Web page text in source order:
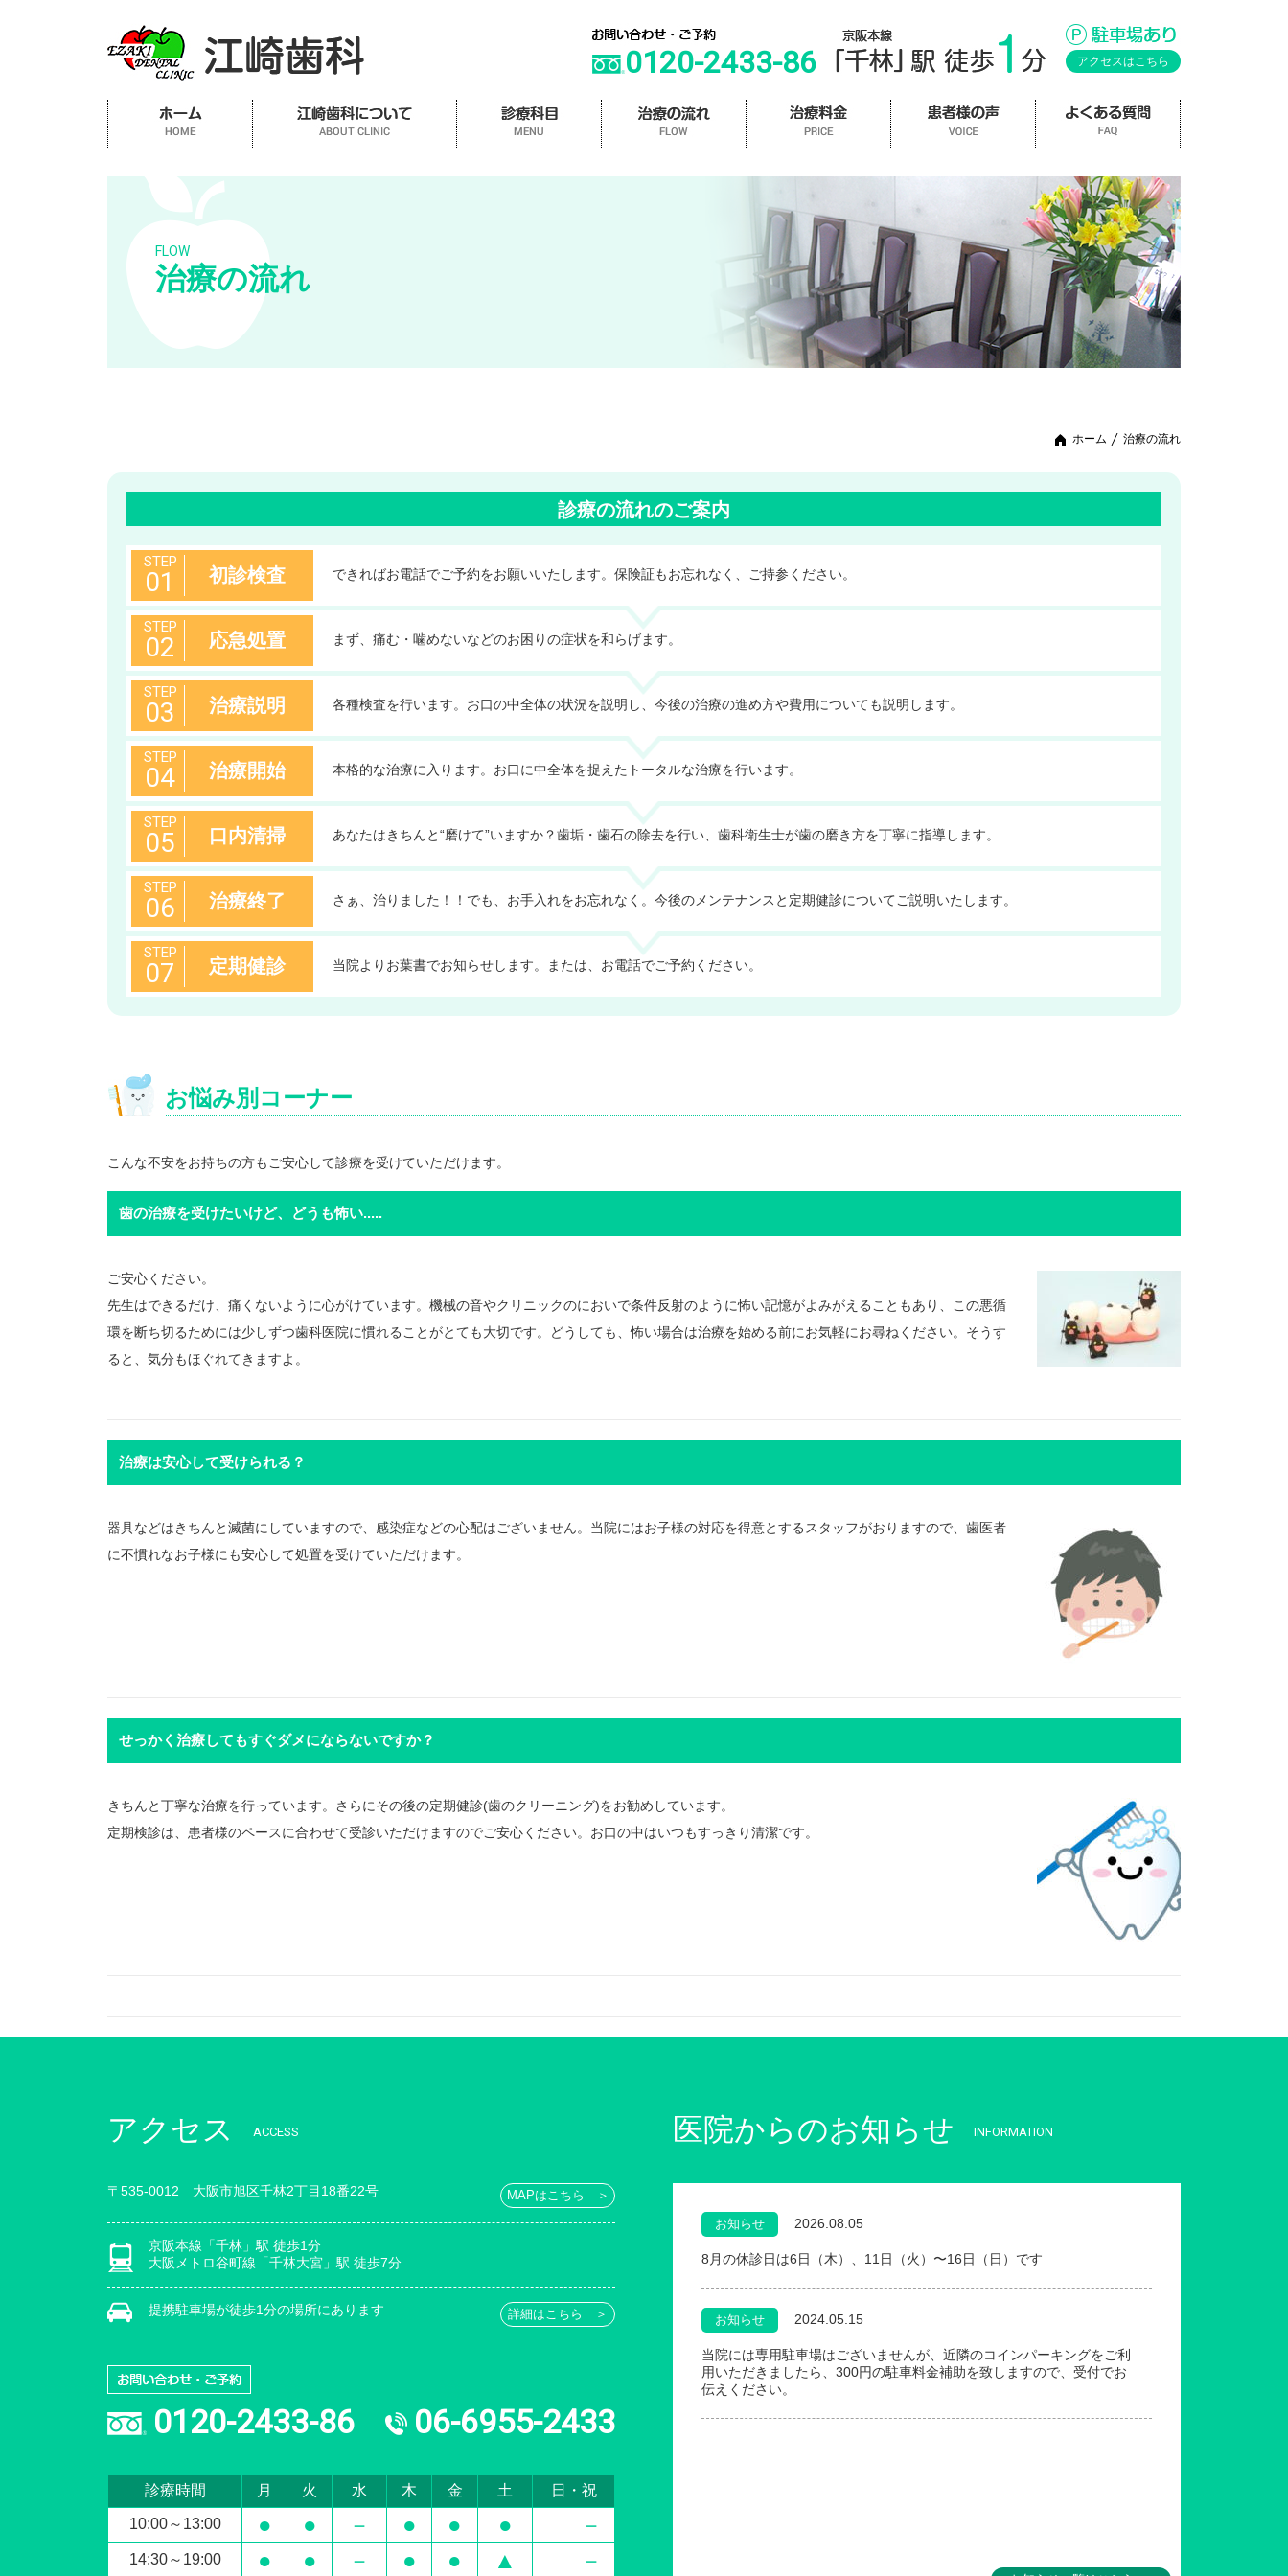
アクセスはこちら
0120-2433-86
FLOW
治療の流れ
ホーム 治療の流れ
診療の流れのご案内
STEP
01 初診検査 できればお電話でご予約をお願いいたします。保険証もお忘れなく、ご持参ください。
STEP
02 応急処置 まず、痛む・噛めないなどのお困りの症状を和らげます。
STEP
03 治療説明 各種検査を行います。お口の中全体の状況を説明し、今後の治療の進め方や費用についても説明します。
STEP
04 治療開始 本格的な治療に入ります。お口に中全体を捉えたトータルな治療を行います。
STEP
05 口内清掃 あなたはきちんと“磨けて”いますか？歯垢・歯石の除去を行い、歯科衛生士が歯の磨き方を丁寧に指導します。
STEP
06 治療終了 さぁ、治りました！！でも、お手入れをお忘れなく。今後のメンテナンスと定期健診についてご説明いたします。
STEP
07 定期健診 当院よりお葉書でお知らせします。または、お電話でご予約ください。
お悩み別コーナー
こんな不安をお持ちの方もご安心して診療を受けていただけます。
歯の治療を受けたいけど、どうも怖い.....
ご安心ください。
先生はできるだけ、痛くないように心がけています。機械の音やクリニックのにおいで条件反射のように怖い記憶がよみがえることもあり、この悪循
環を断ち切るためには少しずつ歯科医院に慣れることがとても大切です。どうしても、怖い場合は治療を始める前にお気軽にお尋ねください。そうす
ると、気分もほぐれてきますよ。
治療は安心して受けられる？
器具などはきちんと滅菌にしていますので、感染症などの心配はございません。当院にはお子様の対応を得意とするスタッフがおりますので、歯医者
に不慣れなお子様にも安心して処置を受けていただけます。
せっかく治療してもすぐダメにならないですか？
きちんと丁寧な治療を行っています。さらにその後の定期健診(歯のクリーニング)をお勧めしています。
定期検診は、患者様のペースに合わせて受診いただけますのでご安心ください。お口の中はいつもすっきり清潔です。
医院からのお知らせ INFORMATION
お知らせ 2026.08.05
8月の休診日は6日（木）、11日（火）〜16日（日）です
お知らせ 2024.05.15
当院には専用駐車場はございませんが、近隣のコインパーキングをご利
用いただきましたら、300円の駐車料金補助を致しますので、受付でお
伝えください。
アクセス ACCESS
〒535-0012 大阪市旭区千林2丁目18番22号 MAPはこちら ＞
京阪本線「千林」駅 徒歩1分
大阪メトロ谷町線「千林大宮」駅 徒歩7分
提携駐車場が徒歩1分の場所にあります 詳細はこちら ＞
0120-2433-86 06-6955-2433
診療時間 月 火 水 木 金 土 日・祝
10:00～13:00 ● ● － ● ● ● －
14:30～19:00 ● ● － ● ● ▲ －